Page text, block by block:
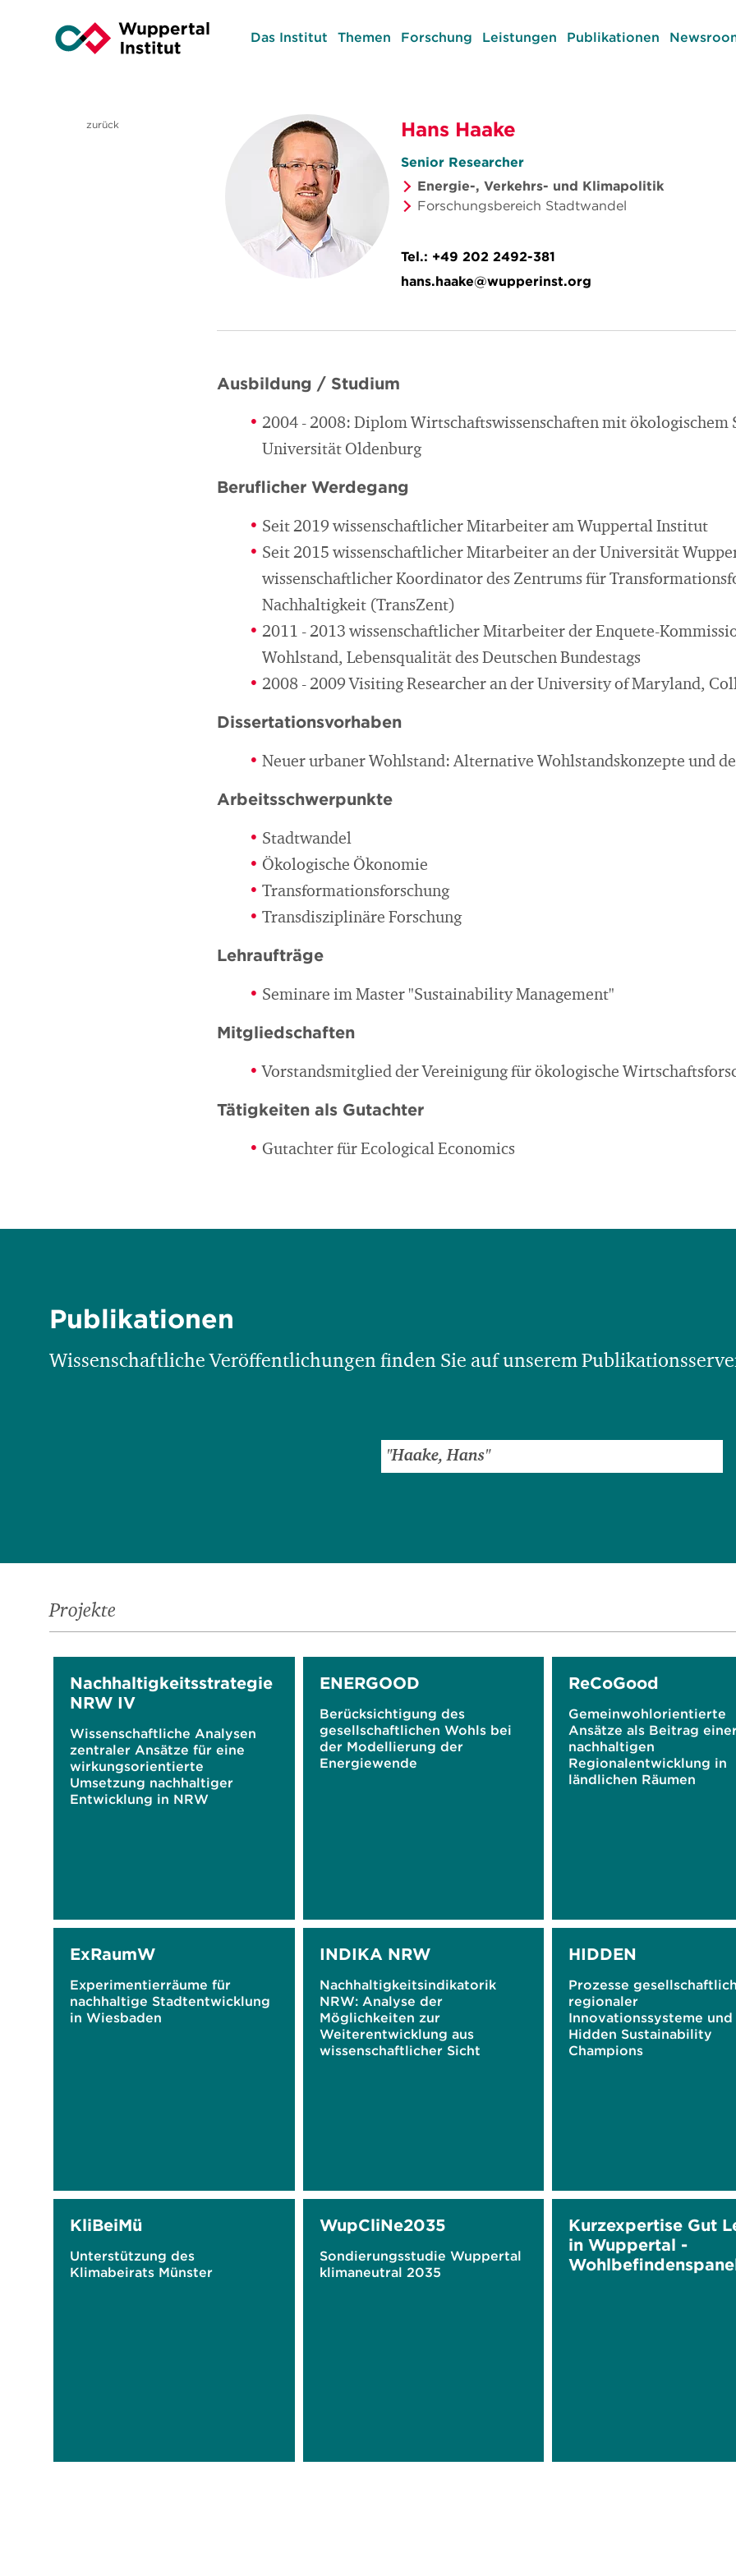
Das Institut Themen Forschung Leistungen Publikationen
zurück Hans Haake
Senior Researcher
Energie-, Verkehrs- und Klimapolitik
Forschungsbereich Stadtwandel
Tel.: +49 202 2492-381
hans.haake@wupperinst.org
Ausbildung / Studium
2004 - 2008: Diplom Wirtschaftswissenschaften mit ökologischem
Universität Oldenburg
Beruflicher Werdegang
Seit 2019 wissenschaftlicher Mitarbeiter am Wuppertal Institut
Seit 2015 wissenschaftlicher Mitarbeiter an der Universität
wissenschaftlicher Koordinator des Zentrums für
Nachhaltigkeit (TransZent)
2011 - 2013 wissenschaftlicher Mitarbeiter der Enquete-
Wohlstand, Lebensqualität des Deutschen Bundestags
2008 - 2009 Visiting Researcher an der University of Maryland,
Dissertationsvorhaben
Neuer urbaner Wohlstand: Alternative Wohlstandskonzepte und
Arbeitsschwerpunkte
Stadtwandel
Ökologische Ökonomie
Transformationsforschung
Transdisziplinäre Forschung
Lehraufträge
Seminare im Master "Sustainability Management"
Mitgliedschaften
Vorstandsmitglied der Vereinigung für ökologische
Tätigkeiten als Gutachter
Gutachter für Ecological Economics
Publikationen
Wissenschaftliche Veröffentlichungen finden Sie auf unserem
Projekte
Nachhaltigkeitsstrategie
NRW IV
Wissenschaftliche Analysen
zentraler Ansätze für eine
wirkungsorientierte
Umsetzung nachhaltiger
Entwicklung in NRW
ENERGOOD
Berücksichtigung des
gesellschaftlichen Wohls bei
der Modellierung der
Energiewende
ReCoGood
Gemeinwohlorientierte
Ansätze als Beitrag
nachhaltigen
Regionalentwicklung in
ländlichen Räumen
ExRaumW
Experimentierräume für
nachhaltige Stadtentwicklung
in Wiesbaden
INDIKA NRW
Nachhaltigkeitsindikatorik
NRW: Analyse der
Möglichkeiten zur
Weiterentwicklung aus
wissenschaftlicher Sicht
HIDDEN
Prozesse
regionaler
Innovationssysteme
Hidden Sustainability
Champions
KliBeiMü
Unterstützung des
Klimabeirats Münster
WupCliNe2035
Sondierungsstudie Wuppertal
klimaneutral 2035
Kurzexpertise Gut
in Wuppertal -